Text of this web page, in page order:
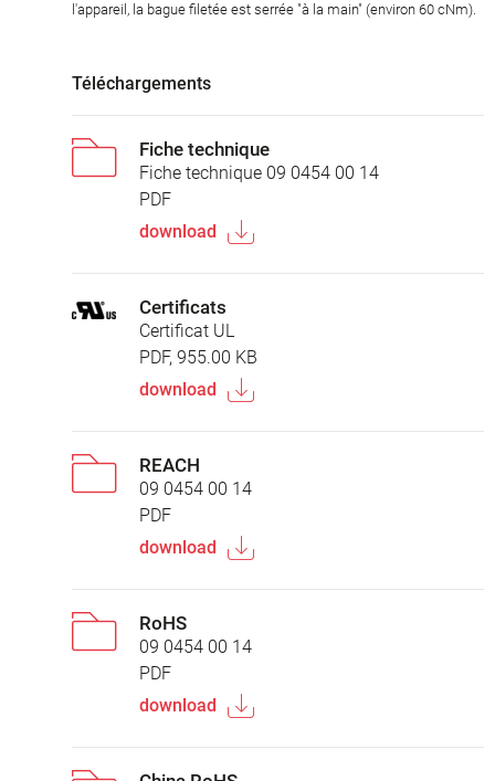
l'appareil, la bague filetée est serrée "à la main" (environ 60 cNm).
Téléchargements
Fiche technique
Fiche technique 09 0454 00 14
PDF
download
Certificats
Certificat UL
PDF, 955.00 KB
download
REACH
09 0454 00 14
PDF
download
RoHS
09 0454 00 14
PDF
download